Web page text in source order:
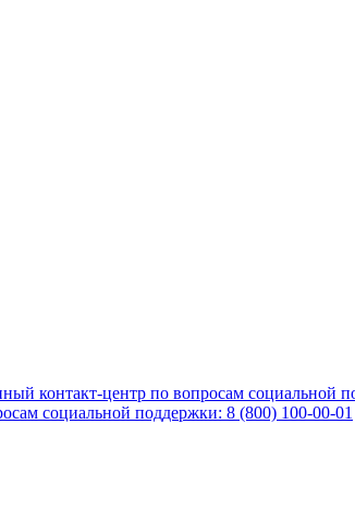
контакт-центр по вопросам социальной
социальной поддержки: 8 (800) 100-00-01